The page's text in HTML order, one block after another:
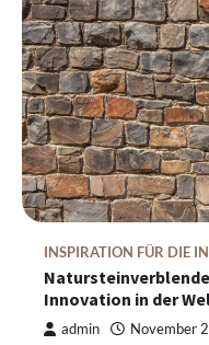
INSPIRATION FÜR DIE
Innovation in der
admin November